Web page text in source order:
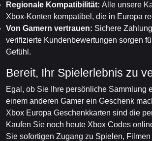
Regionale Kompatibilität: Alle unsere
Xbox-Konten kompatibel, die in Europa
Von Gamern vertrauen: Sichere
verifizierte Kundenbewertungen sorgen
Gefühl.
Bereit, Ihr Spielerlebnis zu
Egal, ob Sie Ihre persönliche Sammlung
einem anderen Gamer ein Geschenk
Xbox Europa Geschenkkarten sind die
Kaufen Sie noch heute Xbox Codes
Sie sofortigen Zugang zu Spielen, Filmen